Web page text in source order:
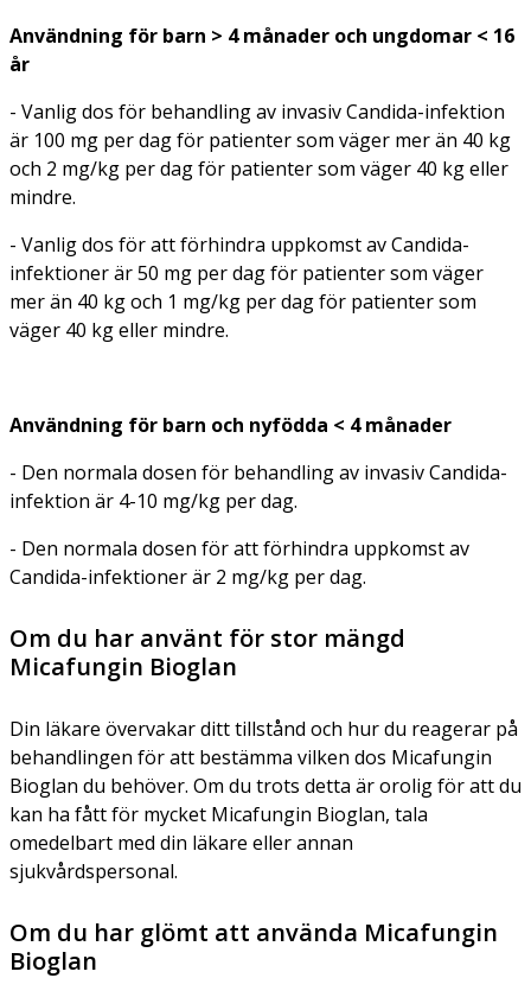
Användning för barn > 4 månader och ungdomar < 16
år
- Vanlig dos för behandling av invasivCandida-infektion
är 100 mg per dag för patienter som väger mer än 40 kg
och 2 mg/kg per dag för patienter som väger 40 kg eller
mindre.
- Vanlig dos för att förhindra uppkomst avCandida-
infektioner är 50 mg per dag för patienter som väger
mer än 40 kg och 1 mg/kg per dag för patienter som
väger 40 kg eller mindre.
Användning för barn och nyfödda < 4 månader
- Den normala dosen för behandling av invasivCandida-
infektion är 4-10 mg/kg per dag.
- Den normala dosen för att förhindra uppkomst av
Candida-infektioner är 2 mg/kg per dag.
Om du har använt för stor mängd
Micafungin Bioglan
Din läkare övervakar ditt tillstånd och hur du reagerar på
behandlingen för att bestämma vilken dos Micafungin
Bioglan du behöver. Om du trots detta är orolig för att du
kan ha fått för mycket Micafungin Bioglan, tala
omedelbart med din läkare eller annan
sjukvårdspersonal.
Om du har glömt att använda Micafungin
Bioglan